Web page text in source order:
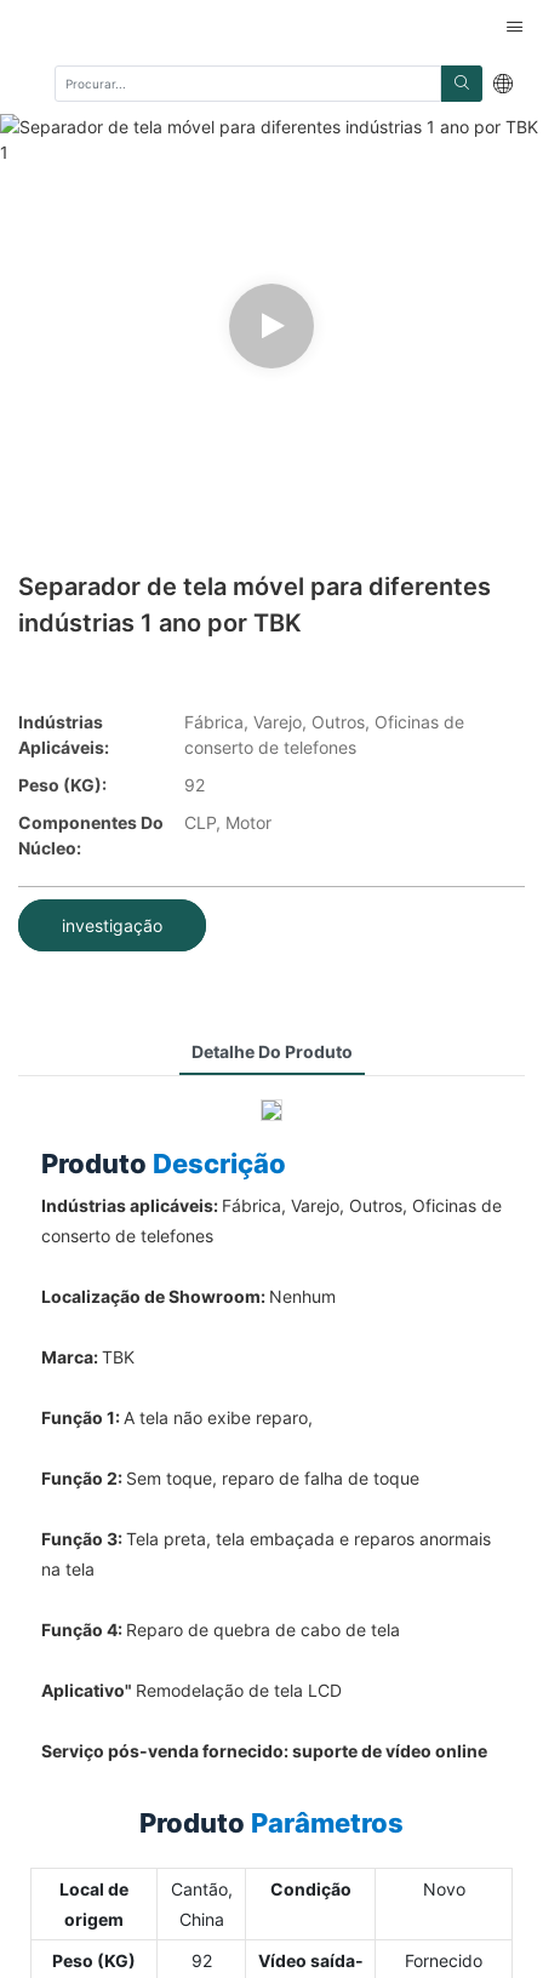
Separador de tela móvel para diferentes
indústrias 1 ano por TBK
Indústrias
Aplicáveis:
Fábrica, Varejo, Outros, Oficinas de
conserto de telefones
Peso (KG):
92
Componentes Do
Núcleo:
CLP, Motor
investigação
Detalhe Do Produto
Produto Descrição
Indústrias aplicáveis: Fábrica, Varejo, Outros, Oficinas de
conserto de telefones
Localização de Showroom: Nenhum
Marca:TBK
Função 1: A tela não exibe reparo,
Função 2: Sem toque, reparo de falha de toque
Função 3:Tela preta, tela embaçada e reparos anormais
na tela
Função 4: Reparo de quebra de cabo de tela
Aplicativo" Remodelação de tela LCD
Serviço pós-venda fornecido: suporte de vídeo online
Produto Parâmetros
Local de
origem
Cantão,
China
Condição Novo
Peso (KG) 92
Vídeo saída-
Fornecido